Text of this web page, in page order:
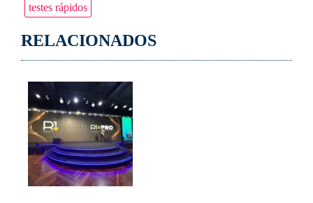
testes rápidos
RELACIONADOS